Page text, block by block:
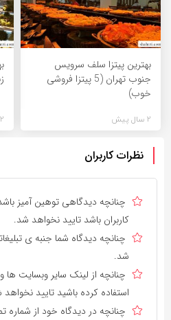
بهترین پیتزا سلف سرویس
جنوب تهران (5 پیتزا فروشی
خوب)
2 سال پیش 2 سال پیش
نظرات کاربران
چنانچه دیدگاهی توهین آمیز
کاربران باشد تایید نخواهد شد.
چنانچه دیدگاه شما جنبه ی
شد.
چنانچه از لینک سایر وبسایت ها
استفاده کرده باشید تایید
چنانچه در دیدگاه خود از شماره